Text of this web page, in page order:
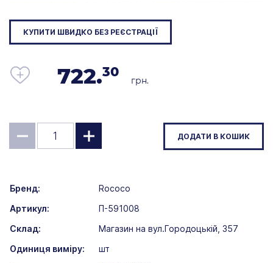
КУПИТИ ШВИДКО БЕЗ РЕЄСТРАЦІЇ
722.30
грн.
ДОДАТИ В КОШИК
Бренд:
Rococo
Артикул:
П-591008
Склад:
Магазин на вул.Городоцькій, 357
Одиниця виміру:
шт